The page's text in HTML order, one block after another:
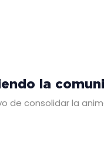
la
de consolidar la